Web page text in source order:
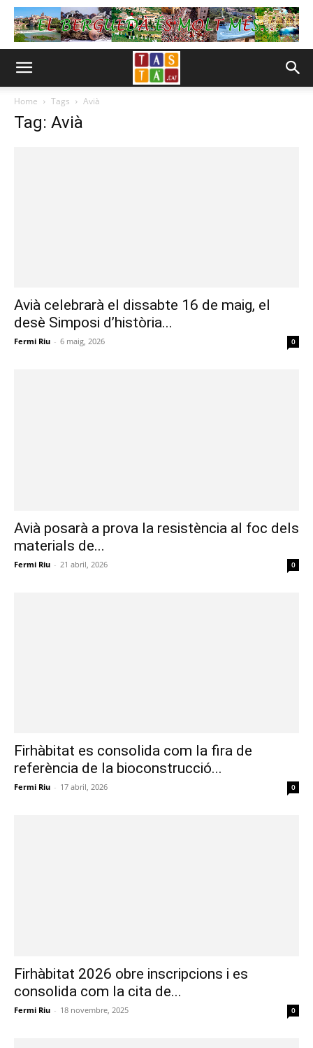
Home Tags Avià
Tag: Avià
Avià celebrarà el dissabte 16 de maig, el
desè Simposi d’història...
Fermi Riu - 6 maig, 2026 0
Avià posarà a prova la resistència al foc dels
materials de...
Fermi Riu - 21 abril, 2026 0
Firhàbitat es consolida com la fira de
referència de la bioconstrucció...
Fermi Riu - 17 abril, 2026 0
Firhàbitat 2026 obre inscripcions i es
consolida com la cita de...
Fermi Riu - 18 novembre, 2025 0